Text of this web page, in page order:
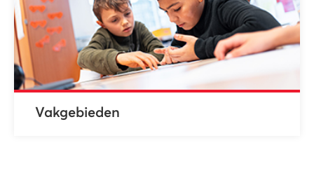
Vakgebieden